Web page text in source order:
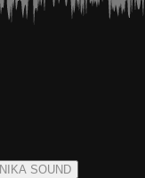
NIKA SOUND